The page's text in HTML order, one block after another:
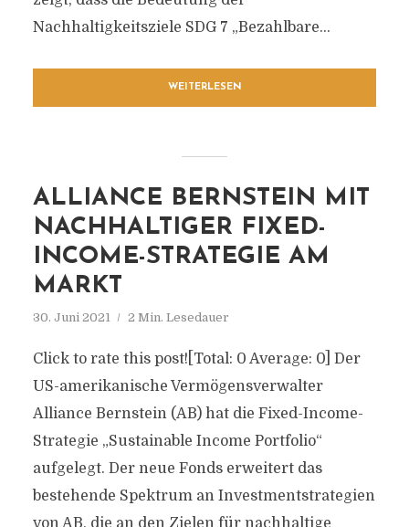
Nachhaltigkeitsziele SDG 7 „Bezahlbare...
WEITERLESEN
ALLIANCE BERNSTEIN MIT
NACHHALTIGER FIXED-
INCOME-STRATEGIE AM
MARKT
30. Juni 2021 2 Min. Lesedauer
Click to rate this post![Total: 0 Average: 0] Der
US-amerikanische Vermögensverwalter
Alliance Bernstein (AB) hat die Fixed-Income-
Strategie „Sustainable Income Portfolio“
aufgelegt. Der neue Fonds erweitert das
bestehende Spektrum an Investmentstrategien
von AB, die an den Zielen für nachhaltige